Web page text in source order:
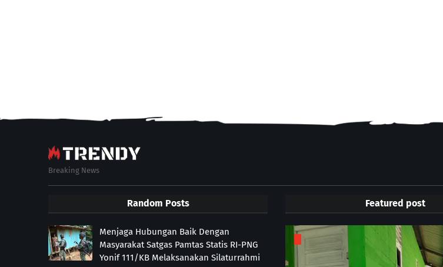
Breaking News
Random Posts
Menjaga Hubungan Baik Dengan
Masyarakat Satgas Pamtas Statis RI-PNG
Yonif 111/KB Melaksanakan Silaturrahmi
Featured post